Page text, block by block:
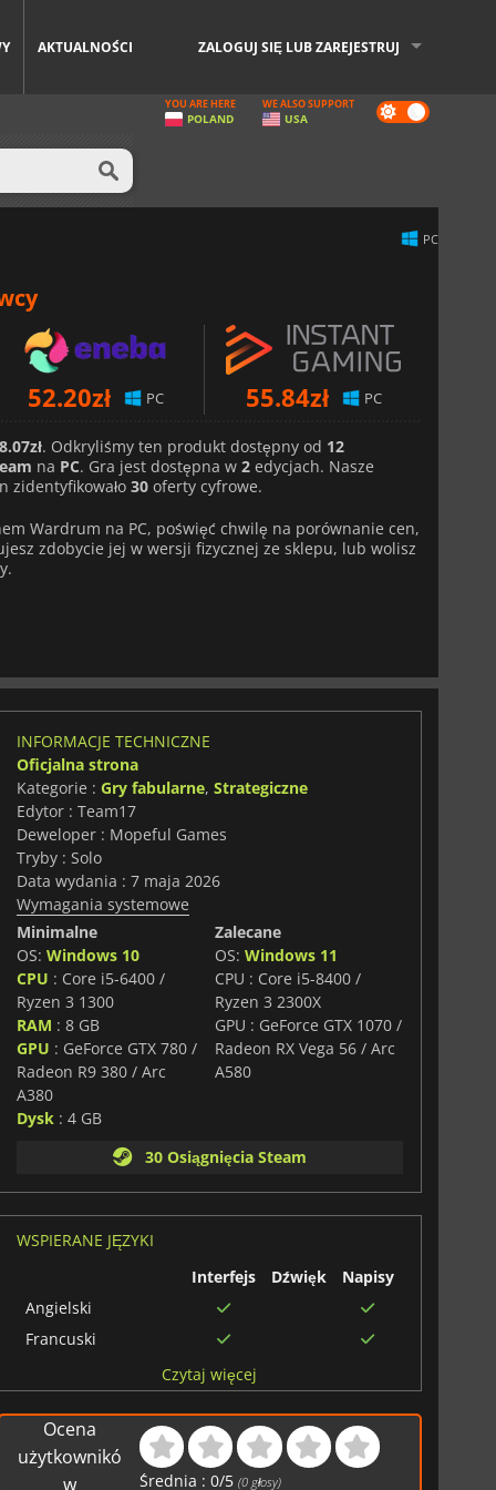
AKTUALNOŚCI ZALOGUJ SIĘ LUB ZAREJESTRUJ
Dark
mode
YOU ARE HERE
POLAND
WE ALSO SUPPORT
USA
PC
52.20zł PC 55.84zł PC
. Odkryliśmy ten produkt dostępny od 12
na PC. Gra jest dostępna w 2 edycjach. Nasze
zidentyfikowało 30 oferty cyfrowe.
Wardrum na PC, poświęć chwilę na porównanie cen,
zdobycie jej w wersji fizycznej ze sklepu, lub wolisz
INFORMACJE TECHNICZNE
Oficjalna strona
Kategorie : Gry fabularne, Strategiczne
Edytor : Team17
Deweloper : Mopeful Games
Tryby : Solo
Data wydania : 7 maja 2026
Wymagania systemowe
Minimalne
OS: Windows 10
CPU : Core i5-6400 /
Ryzen 3 1300
RAM : 8 GB
GPU : GeForce GTX 780 /
Radeon R9 380 / Arc
A380
Dysk: 4 GB
Zalecane
OS:Windows 11
CPU : Core i5-8400 /
Ryzen 3 2300X
GPU : GeForce GTX 1070 /
Radeon RX Vega 56 / Arc
A580
30 Osiągnięcia Steam
WSPIERANE JĘZYKI
Interfejs
Dźwięk
Napisy
Angielski
Francuski
Japoński
Włoski
Czytaj więcej
Ocena
użytkownikó
w
Średnia :0/5 (0 głosy)